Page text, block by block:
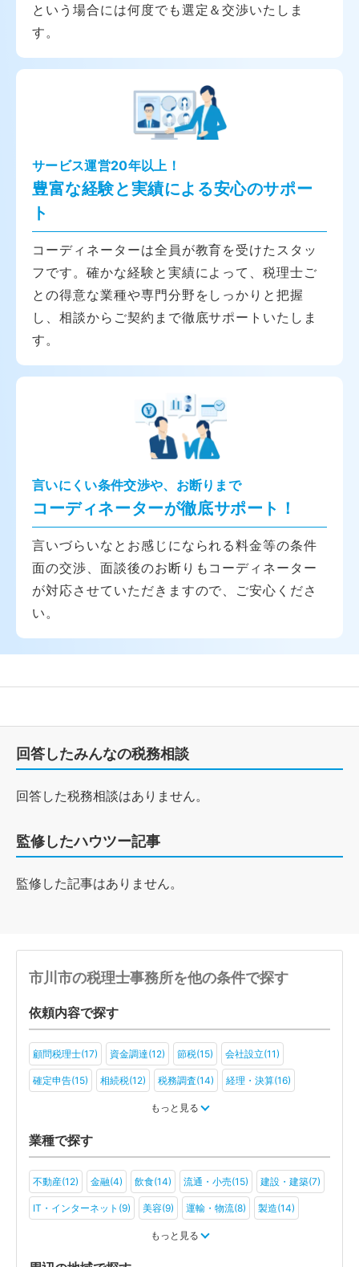
という場合には何度でも選定＆交渉いたしま
す。
サービス運営20年以上！
豊富な経験と実績による安心のサポー
ト
コーディネーターは全員が教育を受けたスタッ
フです。確かな経験と実績によって、税理士ご
との得意な業種や専門分野をしっかりと把握
し、相談からご契約まで徹底サポートいたしま
す。
言いにくい条件交渉や、お断りまで
コーディネーターが徹底サポート！
言いづらいなとお感じになられる料金等の条件
面の交渉、面談後のお断りもコーディネーター
が対応させていただきますので、ご安心くださ
い。
回答したみんなの税務相談
回答した税務相談はありません。
監修したハウツー記事
監修した記事はありません。
市川市の税理士事務所を他の条件で探す
依頼内容で探す
顧問税理士(17) 資金調達(12) 節税(15) 会社設立(11)
確定申告(15) 相続税(12) 税務調査(14) 経理・決算(16)
もっと見る
業種で探す
不動産(12) 金融(4) 飲食(14) 流通・小売(15) 建設・建築(7)
IT・インターネット(9) 美容(9) 運輸・物流(8) 製造(14)
旅行・ホテル(6)
アミューズメント・レジャー(5)
もっと見る